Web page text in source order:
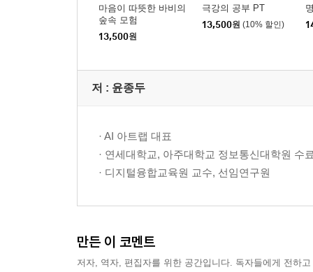
6차시 미드저니와 떠나는 출사 여행 - 사진 스타일
7차시 눈으로 소비하는 즐거움 - 상업 스타일 프롬
9차시 평범한 순간을 특별하게 - 구도와 파라미터
11차시 대양으로 항해의 시작 - 실전 훈련과 레퍼런
12차시 레퍼런스 사이트
마음이 따뜻한 바비의
숲속 모험
13,500원
극강의 공부 PT
13,500원 (10% 할인)
저 : 윤종두
· AI 아트랩 대표
· 연세대학교, 아주대학교 정보통신대학원 수
· 디지털융합교육원 교수, 선임연구원
만든 이 코멘트
저자, 역자, 편집자를 위한 공간입니다. 독자들에게 전하